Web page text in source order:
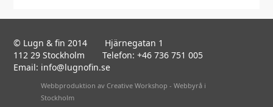
© Lugn & fin 2014
Hjärnegatan 1
112 29 Stockholm
Telefon: +46 736 751 005
Email: info@lugnofin.se
Webbproduktion avCreative Workshop - Webbyrå i
Stockholm